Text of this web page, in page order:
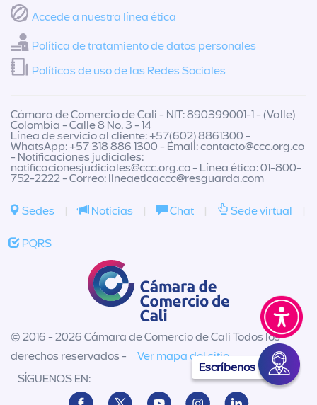
Escríbenos
Accede a nuestra línea ética
Política de tratamiento de datos personales
Políticas de uso de las Redes Sociales
Cámara de Comercio de Cali - NIT: 890399001-1 - (Valle)
Colombia - Calle 8 No. 3 - 14
Línea de servicio al cliente: +57(602) 8861300 -
WhatsApp: +57 318 886 1300 - Email:contacto@ccc.org.co
- Notificaciones judiciales:
notificacionesjudiciales@ccc.org.co- Línea ética: 01-800-
752-2222 - Correo: lineaeticaccc@resguarda.com
Sedes | Noticias | Chat | Sede virtual |
PQRS
© 2016 - 2026 Cámara de Comercio de Cali Todos los
derechos reservados -
Ver mapa del sitio
SÍGUENOS EN: